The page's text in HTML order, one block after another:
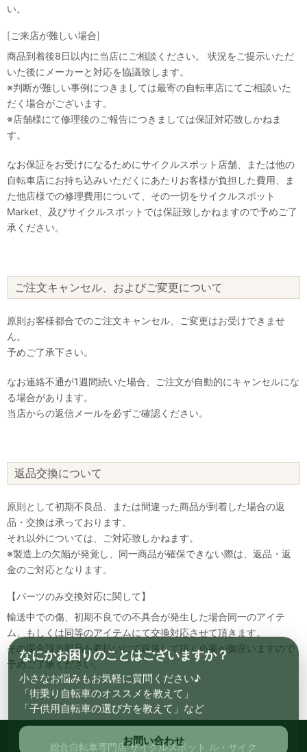
い。
[ご来店が難しい場合]
商品到着後8日以内に当店にご相談ください。 状況をご提示いただ
いた後にメーカーと対応を協議致します。
※判断が難しい事例につきましては最寄の自転車店にてご相談いた
だく場合がございます。
※店舗様にて修理後のご報告につきましては保証対応致しかねま
す。
なお保証をお受けになるためにサイクルスポット店舗、または他の
自転車店にお持ち込みいただくにあたりお客様が負担した費用、ま
た他店様での修理費用について、その一切をサイクルスポット
Market、及びサイクルスポットでは保証致しかねますので予めご了
承ください。
ご注文キャンセル、およびご変更について
原則お客様都合でのご注文キャンセル、ご変更はお受けできませ
ん。
予めご了承下さい。
なお連絡不通が1週間続いた場合、ご注文が自動的にキャンセルにな
る場合があります。
当店からの返信メールを必ずご確認ください。
返品交換について
原則として初期不良品、または間違った商品が到着した場合の返
品・交換は承っております。
それ以外については、ご対応致しかねます。
※製造上の欠陥が発覚し、同一商品が確保できない際は、返品・返
金のご対応となります。
【パーツのみ交換対応に関して】
輸送中での傷、初期不良での不具合が発生した場合同一のアイテ
ム、もしくは同等のアイテムにて交換対応させて頂きます。
その場合該当部品を着払いにて返送して頂く必要が御座いますので
予めご了承ください。
総合自転車専門店 サイクルスポット ル・サイク
なにかお困りのことはございますか？
小さなお悩みもお気軽に質問ください♪
「街乗り自転車のオススメを教えて」
「子供用自転車の選び方を教えて」など
お問い合わせ